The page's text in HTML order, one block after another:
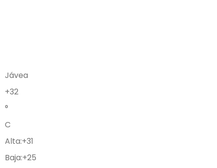
Jávea
+32
°
C
Alta:+31
Baja:+25